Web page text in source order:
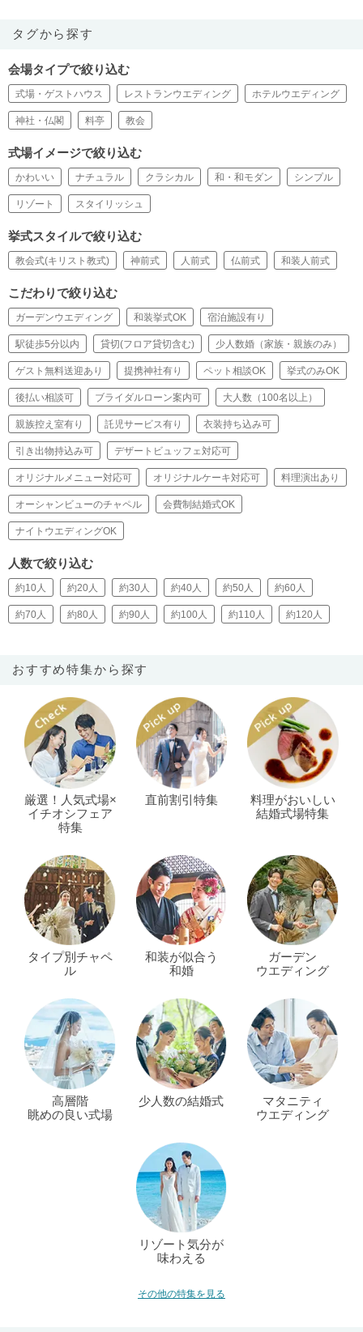
タグから探す
会場タイプで絞り込む
式場・ゲストハウス レストランウエディング ホテルウエディング
神社・仏閣 料亭 教会
式場イメージで絞り込む
かわいい ナチュラル クラシカル 和・和モダン シンプル
リゾート スタイリッシュ
挙式スタイルで絞り込む
教会式(キリスト教式) 神前式 人前式 仏前式 和装人前式
こだわりで絞り込む
ガーデンウエディング 和装挙式OK 宿泊施設有り
駅徒歩5分以内 貸切(フロア貸切含む) 少人数婚（家族・親族のみ）
ゲスト無料送迎あり 提携神社有り ペット相談OK 挙式のみOK
後払い相談可 ブライダルローン案内可 大人数（100名以上）
親族控え室有り 託児サービス有り 衣装持ち込み可
引き出物持込み可 デザートビュッフェ対応可
オリジナルメニュー対応可 オリジナルケーキ対応可 料理演出あり
オーシャンビューのチャペル 会費制結婚式OK
ナイトウエディングOK
人数で絞り込む
約10人 約20人 約30人 約40人 約50人 約60人
約70人 約80人 約90人 約100人 約110人 約120人
おすすめ特集から探す
厳選！人気式場×
イチオシフェア
特集
直前割引特集
料理がおいしい
結婚式場特集
タイプ別チャペ
ル
和装が似合う
和婚
ガーデン
ウエディング
高層階
眺めの良い式場
少人数の結婚式
マタニティ
ウエディング
リゾート気分が
味わえる
その他の特集を見る